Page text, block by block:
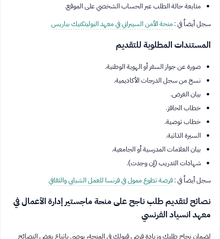
متابعة حالة الطلب عبر الحساب الشخصي على الموقع.
سجل أيضاً في :منحة الأمن السيبراني في معهد البوليتكنيك بباريس
المستندات المطلوبة للتقديم
صورة عن جواز السفر أو الهوية الوطنية.
نسخ من سجل الدرجات الأكاديمية.
بيان الغرض.
خطاب الحافز.
خطاب توصية.
السيرة الذاتية.
بيان العلامات المدرسية أو الجامعية.
شهادات التدريب (إن وجدت).
سجل أيضاً في :فرصة تطوع ممول في فرنسا للعمل الشبابي والثقافي
نصائح لتقديم طلب ناجح على منحة ماجستير إدارة الأعمال في
معهد انسياد الفرنسي
لضمان نجاح طلبك وزيادة فرص قبولك في المنحة، يوصى باتباع بعض النصائح